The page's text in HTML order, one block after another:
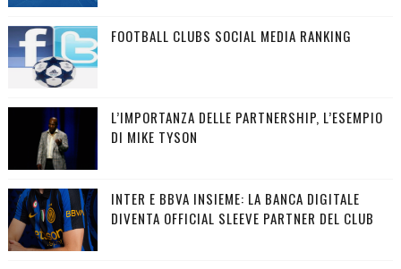
FOOTBALL CLUBS SOCIAL MEDIA RANKING
L’IMPORTANZA DELLE PARTNERSHIP, L’ESEMPIO
DI MIKE TYSON
INTER E BBVA INSIEME: LA BANCA DIGITALE
DIVENTA OFFICIAL SLEEVE PARTNER DEL CLUB